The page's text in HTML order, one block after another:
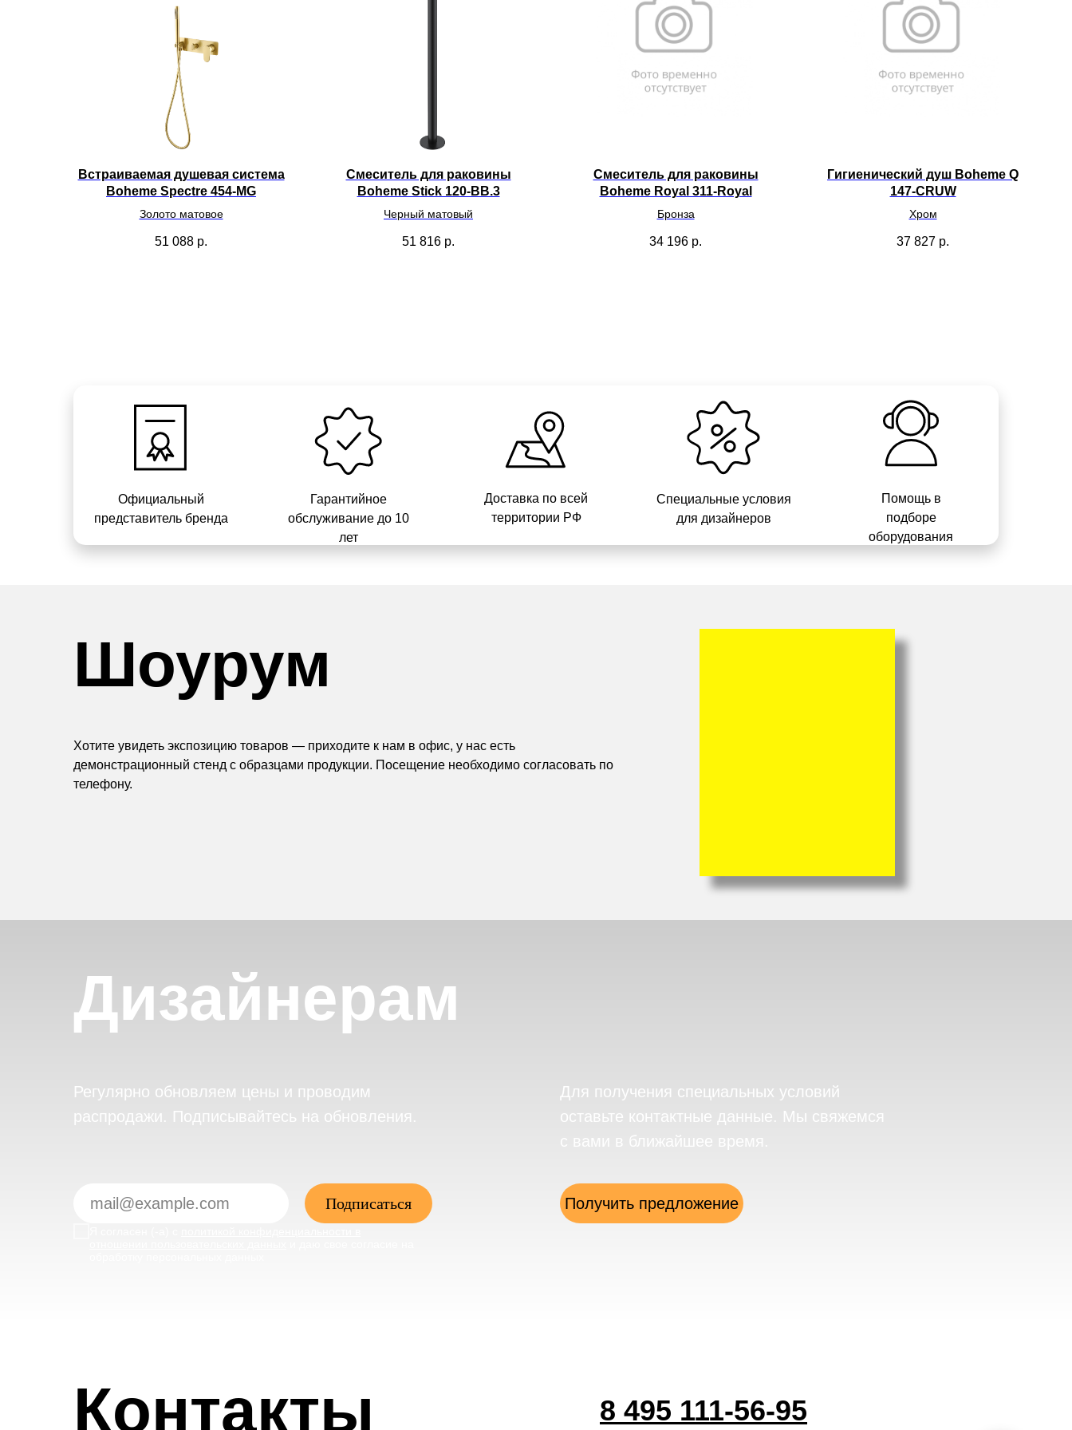
Встраиваемая душевая система
Boheme Spectre 454-MG
Золото матовое
51 088 р.
Смеситель для раковины
Boheme Stick 120-BB.3
Черный матовый
51 816 р.
Смеситель для раковины
Boheme Royal 311-Royal
Бронза
34 196 р.
Гигиенический душ Boheme Q
147-CRUW
Хром
37 827 р.
Официальный
представитель бренда
Доставка по всей
территории РФ
Гарантийное
обслуживание до 10
лет
Специальные условия
для дизайнеров
Помощь в
подборе
оборудования
Шоурум
Хотите увидеть экспозицию товаров — приходите к нам в офис, у нас есть
демонстрационный стенд с образцами продукции. Посещение необходимо согласовать по
телефону.
Дизайнерам
Регулярно обновляем цены и проводим
распродажи. Подписывайтесь на обновления.
Подписаться
Для получения специальных условий
оставьте контактные данные. Мы свяжемся
с вами в ближайшее время.
Получить предложение
Контакты 8 495 111-56-95